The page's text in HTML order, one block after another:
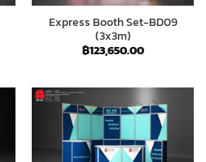
Express Booth Set-BD09
(3x3m)
฿123,650.00